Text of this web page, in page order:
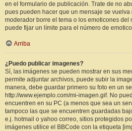
en el formulario de publicación. Trate de no
pues pueden hacer que un mensaje se vuelva
moderador borre el tema o los emoticones del
puede fijar un límite para el número de
Arriba
¿Puedo publicar imagenes?
Sí, las imágenes se pueden mostrar en sus
permite adjuntar archivos, puede subir la
manera, debe guardar primero su foto en un
http://www.ejemplo.com/mi-imagen.gif. No
encuentren en su PC (a menos que sea un
tampoco las que se encuentren guardadas
e.j. hotmail o yahoo correo, sitios protegidos
imágenes utilice el BBCode con la etiqueta